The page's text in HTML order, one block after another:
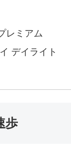
レミアム
デイライト
歩